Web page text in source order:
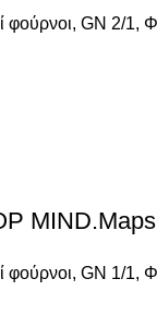
φούρνοι, GN 2/1,
φούρνοι, GN 1/1,